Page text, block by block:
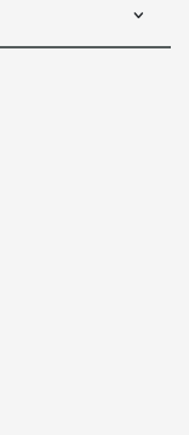
posta elettronica)